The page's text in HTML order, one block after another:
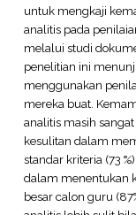
untuk mengkaji
analitis pada
melalui studi
penelitian ini
menggunakan
mereka buat.
analitis masih
kesulitan dalam
standar kriteria (73
dalam menentukan
besar calon guru